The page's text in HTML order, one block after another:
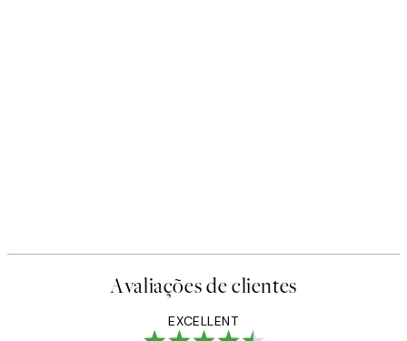
Avaliações de clientes
EXCELLENT